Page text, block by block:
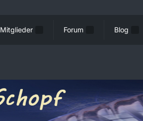
Mitglieder Forum Blog